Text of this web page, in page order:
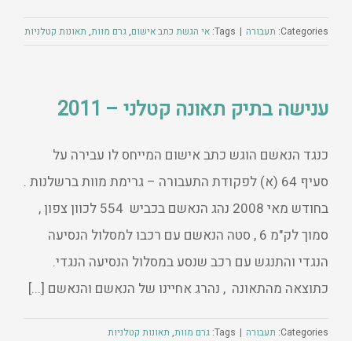
Categories: תעבורה |
Tags: אי הגשת כתב אישום,גרם מוות, תאונות קטלניות
ענישה בתיק תאונה קטלני – 2011
כנגד הנאשם הוגש כתב אישום המייחס לו עבירה על
סעיף 64 (א) לפקודת התעבורה – גרימת מוות ברשלנות .
בחודש מאי 2008 נהג הנאשם בכביש 554 לכוון צפון ,
סמוך לק"מ 6 , סטה הנאשם עם רכבו למסלול הנסיעה
הנגדי והתנגש עם רכב שנסע במסלול הנסיעה הנגדי.
כתוצאה מהתאונה , נהרג אחיינו של הנאשם והנאשם [...]
Categories: תעבורה |
Tags: גרם מוות, תאונות קטלניות